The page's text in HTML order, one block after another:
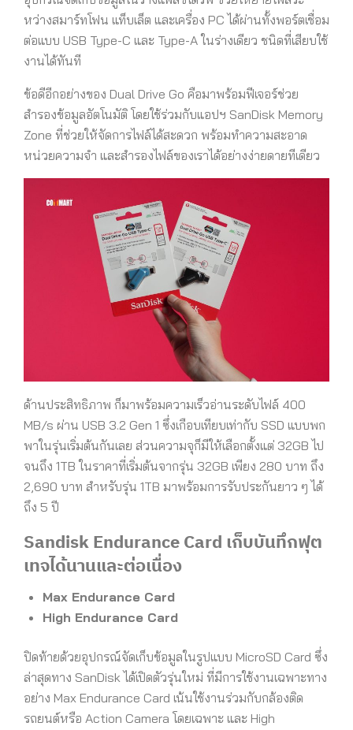
หว่างสมาร์ทโฟน แท็บเล็ต และเครื่อง PC ได้ผ่านทั้งพอร์ตเชื่อม
ต่อแบบ USB Type-C และ Type-A ในร่างเดียว ชนิดที่เสียบใช้
งานได้ทันที
ข้อดีอีกอย่างของ Dual Drive Go คือมาพร้อมฟีเจอร์ช่วย
สำรองข้อมูลอัตโนมัติ โดยใช้ร่วมกับแอปฯ SanDisk Memory
Zone ที่ช่วยให้จัดการไฟล์ได้สะดวก พร้อมทำความสะอาด
หน่วยความจำ และสำรองไฟล์ของเราได้อย่างง่ายดายทีเดียว
ด้านประสิทธิภาพ ก็มาพร้อมความเร็วอ่านระดับไฟล์ 400
MB/s ผ่าน USB 3.2 Gen 1 ซึ่งเกือบเทียบเท่ากับ SSD แบบพก
พาในรุ่นเริ่มต้นกันเลย ส่วนความจุก็มีให้เลือกตั้งแต่ 32GB ไป
จนถึง 1TB ในราคาที่เริ่มต้นจากรุ่น 32GB เพียง 280 บาท ถึง
2,690 บาท สำหรับรุ่น 1TB มาพร้อมการรับประกันยาว ๆ ได้
ถึง 5 ปี
Sandisk Endurance Card เก็บบันทึกฟุต
เทจได้นานและต่อเนื่อง
Max Endurance Card
High Endurance Card
ปิดท้ายด้วยอุปกรณ์จัดเก็บข้อมูลในรูปแบบ MicroSD Card ซึ่ง
ล่าสุดทาง SanDisk ได้เปิดตัวรุ่นใหม่ ที่มีการใช้งานเฉพาะทาง
อย่าง Max Endurance Card เน้นใช้งานร่วมกับกล้องติด
รถยนต์หรือ Action Camera โดยเฉพาะ และ High